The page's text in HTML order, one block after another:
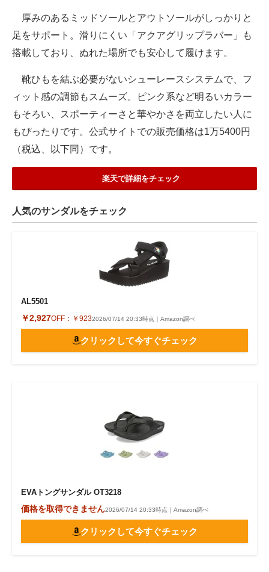
厚みのあるミッドソールとアウトソールがしっかりと
足をサポート。滑りにくい「アクアグリップラバー」も
搭載しており、ぬれた場所でも安心して履けます。
靴ひもを結ぶ必要がないシューレースシステムで、フ
ィット感の調節もスムーズ。ピンク系など明るいカラー
もそろい、スポーティーさと華やかさを両立したい人に
もぴったりです。公式サイトでの販売価格は1万5400円
（税込、以下同）です。
楽天で詳細をチェック
人気のサンダルをチェック
AL5501
￥2,927OFF： ￥9232026/07/14 20:33時点｜Amazon調べ
クリックして今すぐチェック
EVAトングサンダル OT3218
価格を取得できません2026/07/14 20:33時点｜Amazon調べ
クリックして今すぐチェック